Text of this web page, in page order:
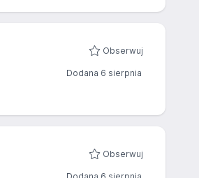
Obserwuj
Dodana 6 sierpnia
Obserwuj